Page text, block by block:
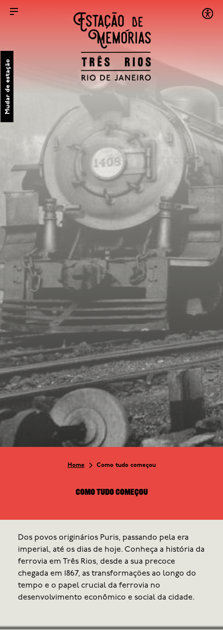
Mudar de estação
Home Como tudo começou
Como tudo começou
Dos povos originários Puris, passando pela era
imperial, até os dias de hoje. Conheça a história da
ferrovia em Três Rios, desde a sua precoce
chegada em 1867, as transformações ao longo do
tempo e o papel crucial da ferrovia no
desenvolvimento econômico e social da cidade.